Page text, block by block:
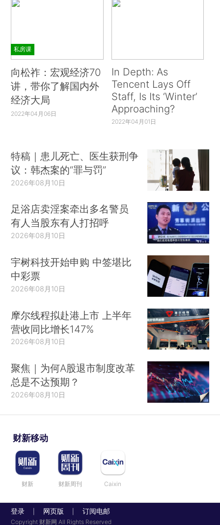
私房课
向松祚：宏观经济70
讲，带你了解国内外
经济大局
2022年04月06日
In Depth: As
Tencent Lays Off
Staff, Is Its ‘Winter’
Approaching?
2022年04月01日
特稿｜患儿死亡、医生获刑争
议：韩杰案的“罪与罚”
2026年08月10日
足浴店卖淫案牵出多名警员
有人当股东有人打招呼
2026年08月10日
宇树科技开始申购 中签堪比
中彩票
2026年08月10日
摩尔线程拟赴港上市 上半年
营收同比增长147%
2026年08月10日
聚焦｜为何A股退市制度改革
总是不达预期？
2026年08月10日
财新移动
财新 财新周刊 Caixin
登录 网页版 订阅电邮
Copyright 财新网 All Rights Reserved